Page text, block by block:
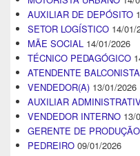
AUXILIAR DE DEPÓSITO
SETOR LOGÍSTICO 14/01/
MÃE SOCIAL 14/01/2026
TÉCNICO PEDAGÓGICO
ATENDENTE BALCONISTA
VENDEDOR(A) 13/01/2026
AUXILIAR
VENDEDOR INTERNO 13/
GERENTE DE
PEDREIRO 09/01/2026